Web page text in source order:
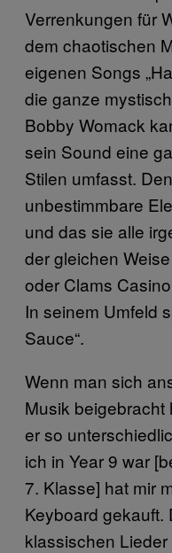
Verrenkungen für
dem chaotischen
eigenen Songs
die ganze
Bobby Womack
sein Sound eine
Stilen umfasst.
unbestimmbare
und das sie alle
der gleichen
oder Clams
In seinem Umfeld
Sauce“.
Wenn man sich
Musik beigebracht
er so
ich in Year 9 war
7. Klasse] hat mir
Keyboard
klassischen